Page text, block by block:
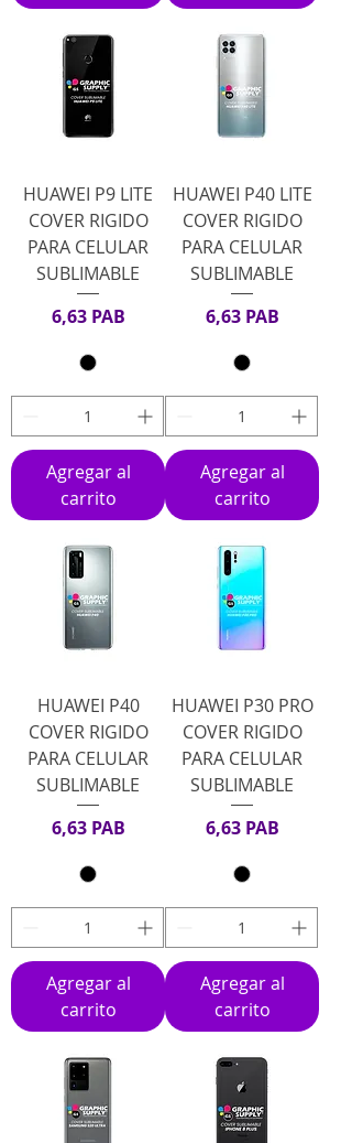
HUAWEI P9 LITE
COVER RIGIDO
PARA CELULAR
SUBLIMABLE
Precio
6,63 PAB
Agregar al
carrito
HUAWEI P40 LITE
COVER RIGIDO
PARA CELULAR
SUBLIMABLE
Precio
6,63 PAB
Agregar al
carrito
HUAWEI P40
COVER RIGIDO
PARA CELULAR
SUBLIMABLE
Precio
6,63 PAB
Agregar al
carrito
HUAWEI P30 PRO
COVER RIGIDO
PARA CELULAR
SUBLIMABLE
Precio
6,63 PAB
Agregar al
carrito